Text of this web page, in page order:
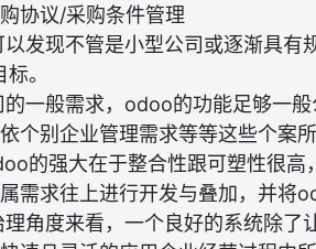
协议/采购条件管理
发现不管是小型公司或逐渐具有
。
的一般需求，odoo的功能足够一
个别企业管理需求等等这些个案
的强大在于整合性跟可塑性很
需求往上进行开发与叠加，并将
角度来看，一个良好的系统除了